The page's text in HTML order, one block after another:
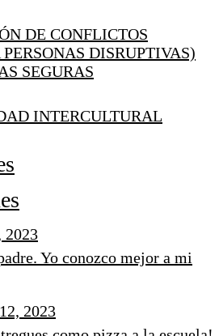
DE CONFLICTOS
DISRUPTIVAS)
SEGURAS
INTERCULTURAL
2023
Yo conozco mejor a mi
2023